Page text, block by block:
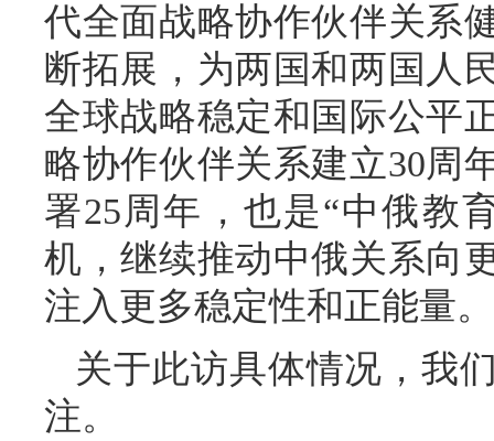
代全面战略协作伙伴关系
断拓展，为两国和两国人
全球战略稳定和国际公平
略协作伙伴关系建立30周
署25周年，也是“中俄教
机，继续推动中俄关系向
注入更多稳定性和正能量。
关于此访具体情况，我
注。